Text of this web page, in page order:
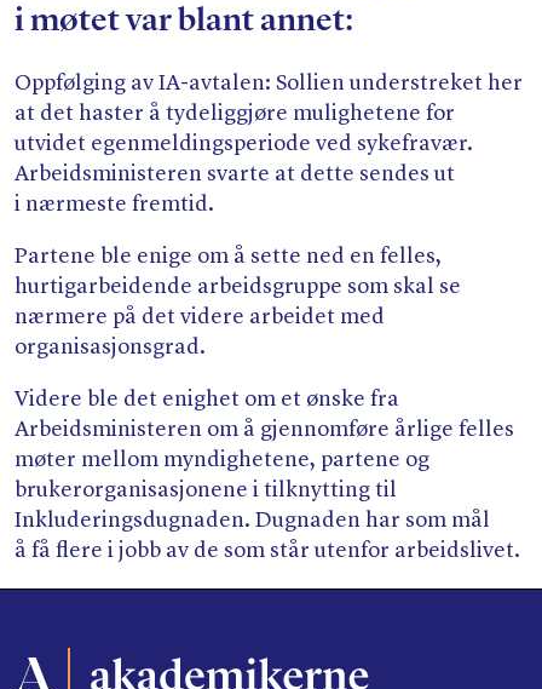
i møtet var blant annet:
Oppfølging av IA-avtalen: Sollien understreket her
at det haster å tydeliggjøre mulighetene for
utvidet egenmeldingsperiode ved sykefravær.
Arbeidsministeren svarte at dette sendes ut
i nærmeste fremtid.
Partene ble enige om å sette ned en felles,
hurtigarbeidende arbeidsgruppe som skal se
nærmere på det videre arbeidet med
organisasjonsgrad.
Videre ble det enighet om et ønske fra
Arbeidsministeren om å gjennomføre årlige felles
møter mellom myndighetene, partene og
brukerorganisasjonene i tilknytting til
Inkluderingsdugnaden. Dugnaden har som mål
å få flere i jobb av de som står utenfor arbeidslivet.